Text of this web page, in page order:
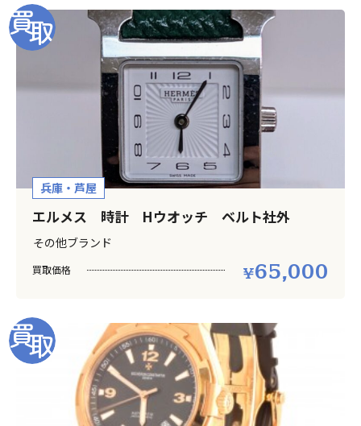
兵庫・芦屋
エルメス 時計 Hウオッチ ベルト社外
その他ブランド
買取価格 65,000